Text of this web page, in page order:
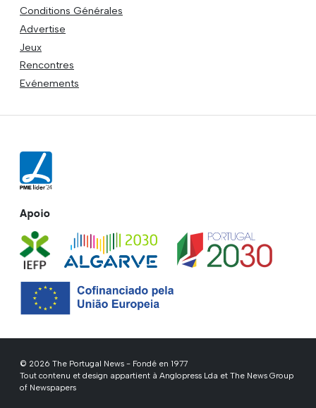
Conditions Générales
Advertise
Jeux
Rencontres
Evénements
Apoio
© 2026 The Portugal News - Fondé en 1977
Tout contenu et design appartient à Anglopress Lda et The News Group
of Newspapers